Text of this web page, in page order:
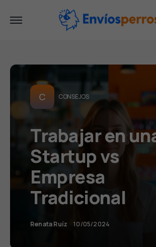
C CONSEJOS
Trabajar en
Startup vs
Empresa
Tradicional
Renata Ruíz 10/05/2024